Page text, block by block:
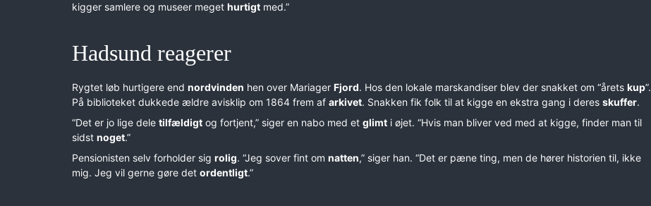
kigger samlere og museer meget hurtigt med.”
Hadsund reagerer
Rygtet løb hurtigere end nordvinden hen over Mariager Fjord. Hos den lokale marskandiser blev der snakket om “årets kup”.
På biblioteket dukkede ældre avisklip om 1864 frem af arkivet. Snakken fik folk til at kigge en ekstra gang i deres skuffer.
“Det er jo lige dele tilfældigt og fortjent,” siger en nabo med et glimt i øjet. “Hvis man bliver ved med at kigge, finder man til
sidst noget.”
Pensionisten selv forholder sig rolig. “Jeg sover fint om natten,” siger han. “Det er pæne ting, men de hører historien til, ikke
mig. Jeg vil gerne gøre det ordentligt.”